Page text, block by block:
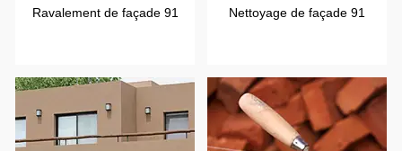
Ravalement de façade 91 Nettoyage de façade 91